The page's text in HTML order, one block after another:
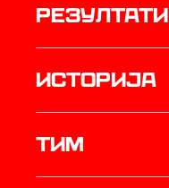
резултати
историја
ТИМ